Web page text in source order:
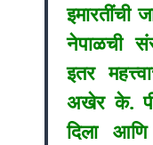
इमारतींची
नेपाळची
इतर
अखेर के. पी.
दिला आणि